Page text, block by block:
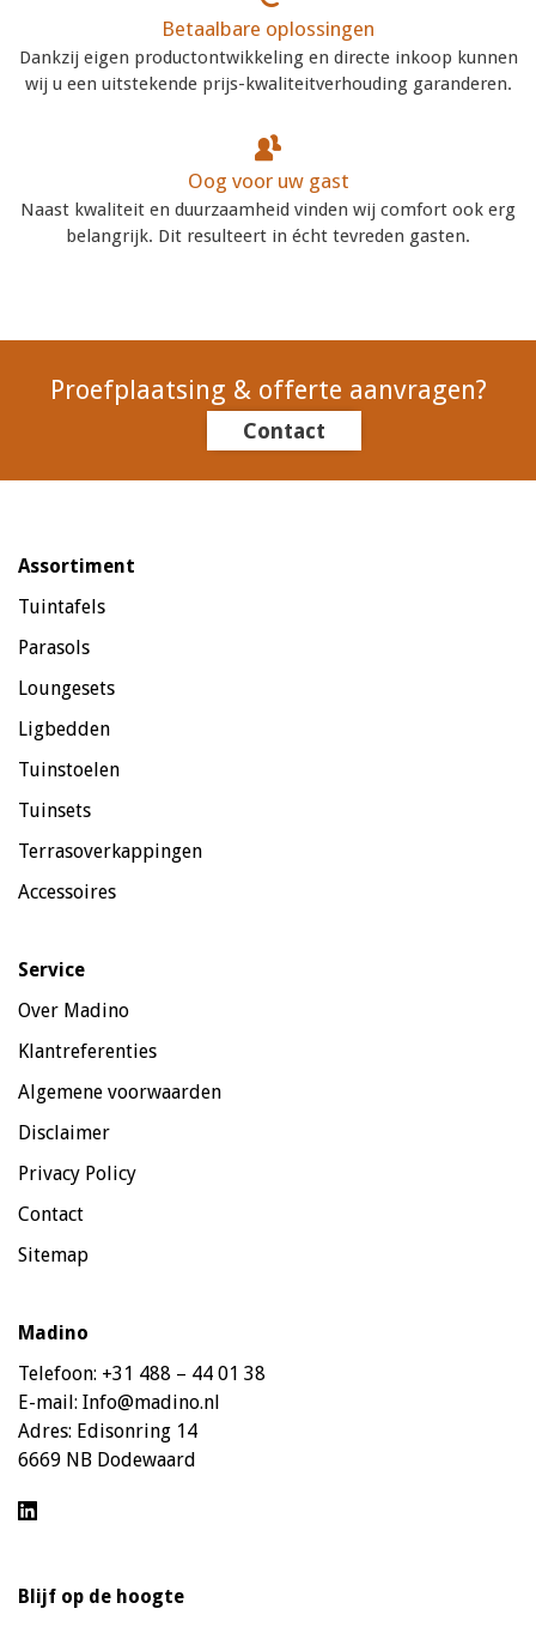
Betaalbare oplossingen
Dankzij eigen productontwikkeling en directe inkoop kunnen
wij u een uitstekende prijs-kwaliteitverhouding garanderen.
Oog voor uw gast
Naast kwaliteit en duurzaamheid vinden wij comfort ook erg
belangrijk. Dit resulteert in écht tevreden gasten.
Proefplaatsing & offerte aanvragen?
Contact
Assortiment
Tuintafels
Parasols
Loungesets
Ligbedden
Tuinstoelen
Tuinsets
Terrasoverkappingen
Accessoires
Service
Over Madino
Klantreferenties
Algemene voorwaarden
Disclaimer
Privacy Policy
Contact
Sitemap
Madino
Telefoon: +31 488 – 44 01 38
E-mail: Info@madino.nl
Adres: Edisonring 14
6669 NB Dodewaard
Blijf op de hoogte